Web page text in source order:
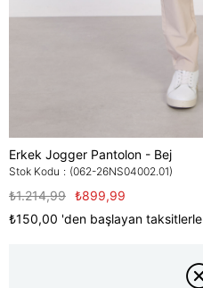
Erkek Jogger Pantolon - Bej
Stok Kodu (062-26NS04002.01)
₺1.214,99 ₺899,99
₺150,00 'den başlayan taksitlerle